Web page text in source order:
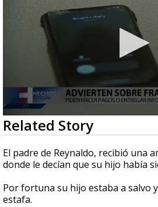
0
seconds
of
3
minutes,
15
Related Story
El padre de Reynaldo, recibió una
donde le decían que su hijo había
Por fortuna su hijo estaba a salvo
estafa.